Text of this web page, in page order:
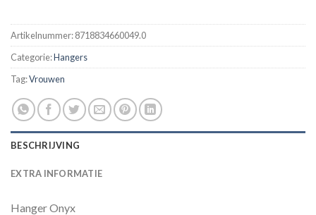
Artikelnummer:8718834660049.0
Categorie:Hangers
Tag:Vrouwen
BESCHRIJVING
EXTRA INFORMATIE
Hanger Onyx